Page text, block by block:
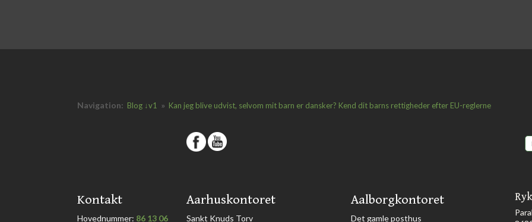
Navigation: Blog ↓v1 » Kan jeg blive udvist, selvom mit barn er dansker? Kend dit barns rettigheder efter EU-reglerne
​
​Kontakt
Hovednummer: 86 13 06
​Aarhuskontoret
​Sankt Knuds Torv
Aalborgkontoret
​Det gamle posthus